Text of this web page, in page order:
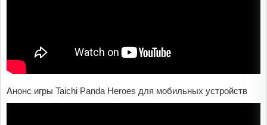
Анонс игры Taichi Panda Heroes для мобильных устройств